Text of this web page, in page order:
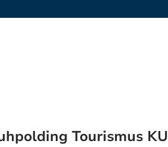
Tourismus KU